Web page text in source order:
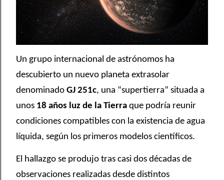
Un grupo internacional de astrónomos ha
descubierto un nuevo planeta extrasolar
denominado GJ 251c, una “supertierra” situada a
unos 18 años luz de la Tierra que podría reunir
condiciones compatibles con la existencia de agua
líquida, según los primeros modelos científicos.
El hallazgo se produjo tras casi dos décadas de
observaciones realizadas desde distintos